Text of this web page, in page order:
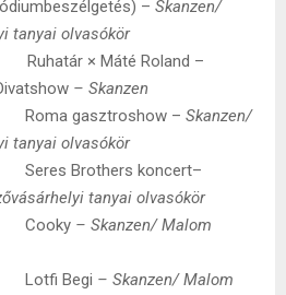
– Skanzen/
tanyai olvasókör
× Máté Roland –
– Skanzen
– Skanzen/
tanyai olvasókör
koncert–
tanyai olvasókör
Cooky – Skanzen/ Malom
Begi – Skanzen/ Malom